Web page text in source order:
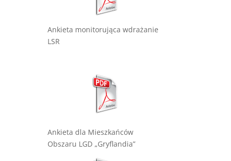
Ankieta monitorująca wdrażanie
LSR
Ankieta dla Mieszkańców
Obszaru LGD „Gryflandia”